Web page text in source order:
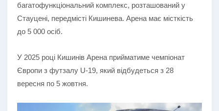
багатофункціональний комплекс, розташований у
Стауцені, передмісті Кишинева. Арена має місткість
до 5 000 осіб.
У 2025 році Кишинів Арена прийматиме чемпіонат
Європи з футзалу U-19, який відбудеться з 28
вересня по 5 жовтня.